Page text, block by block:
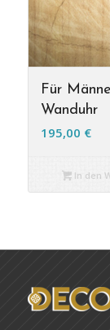
Für
Wanduhr
195,00 €
In den